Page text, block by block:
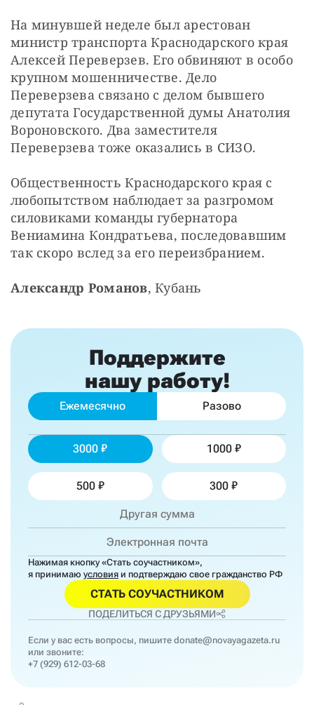
На минувшей неделе был арестован
министр транспорта Краснодарского края
Алексей Переверзев. Его обвиняют в особо
крупном мошенничестве. Дело
Переверзева связано с делом бывшего
депутата Государственной думы Анатолия
Вороновского. Два заместителя
Переверзева тоже оказались в СИЗО.
Общественность Краснодарского края с
любопытством наблюдает за разгромом
силовиками команды губернатора
Вениамина Кондратьева, последовавшим
так скоро вслед за его переизбранием.
Александр Романов, Кубань
Поддержите
нашу работу!
Ежемесячно Разово
3000 1000
500 300
Нажимая кнопку «Стать соучастником»,
я принимаю условия и подтверждаю свое гражданство РФ
СТАТЬ СОУЧАСТНИКОМ
ПОДЕЛИТЬСЯ С ДРУЗЬЯМИ
Если у вас есть вопросы, пишите donate@novayagazeta.ru
или звоните:
+7 (929) 612-03-68